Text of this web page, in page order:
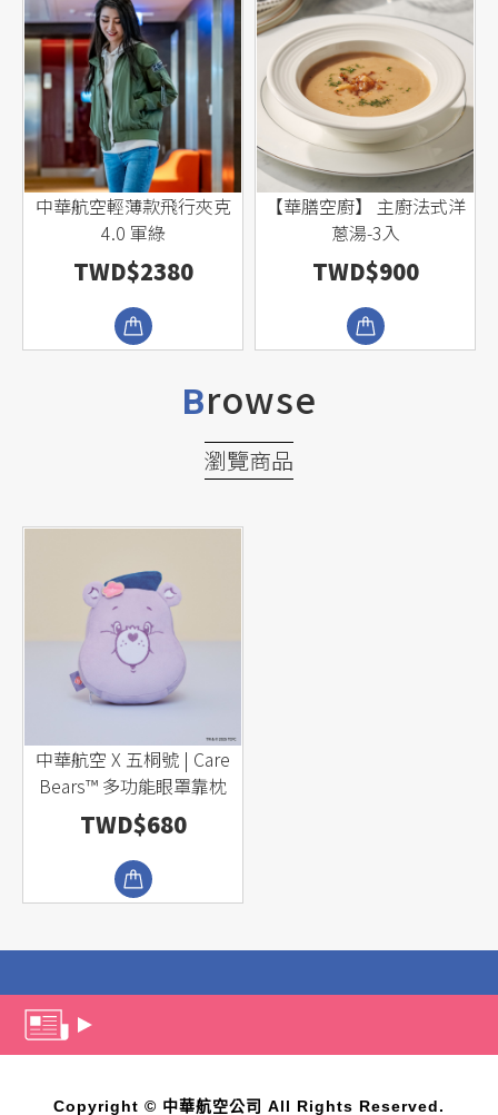
中華航空輕薄款飛行夾克
4.0 軍綠
TWD$2380
【華膳空廚】 主廚法式洋
蔥湯-3入
TWD$900
Browse
瀏覽商品
中華航空 X 五桐號 | Care
Bears™ 多功能眼罩靠枕
TWD$680
Copyright © 中華航空公司 All Rights Reserved.